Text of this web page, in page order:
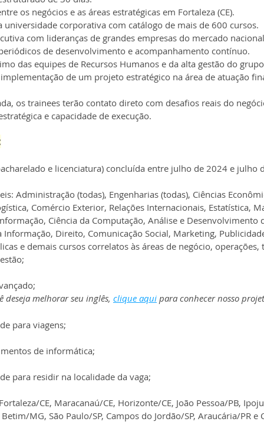
os negócios e as áreas estratégicas em Fortaleza (CE).
universidade corporativa com catálogo de mais de 600 cursos.
com lideranças de grandes empresas do mercado
de desenvolvimento e acompanhamento contínuo.
das equipes de Recursos Humanos e da alta gestão do
de um projeto estratégico na área de atuação
os trainees terão contato direto com desafios reais do
e capacidade de execução.
e licenciatura) concluída entre julho de 2024 e julho
Administração (todas), Engenharias (todas), Ciências
Comércio Exterior, Relações Internacionais, Estatística,
Ciência da Computação, Análise e Desenvolvimento
Informação, Direito, Comunicação Social, Marketing,
e demais cursos correlatos às áreas de negócio,
deseja melhorar seu inglês, clique aqui para conhecer nosso
para viagens;
de informática;
para residir na localidade da vaga;
CE, Maracanaú/CE, Horizonte/CE, João Pessoa/PB,
MG, São Paulo/SP, Campos do Jordão/SP, Araucária/PR e